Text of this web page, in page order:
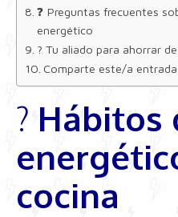
❓ Preguntas frecuentes
energético
? Tu aliado para ahorrar
Comparte este/a entrada
? Hábitos
cocina